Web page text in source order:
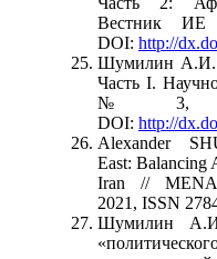
Вестник
DOI: http://
Шумилин А.И.
Часть I.
№3,
DOI: http://
Alexander
East: Balancing
Iran //
2021, ISSN
Шумилин